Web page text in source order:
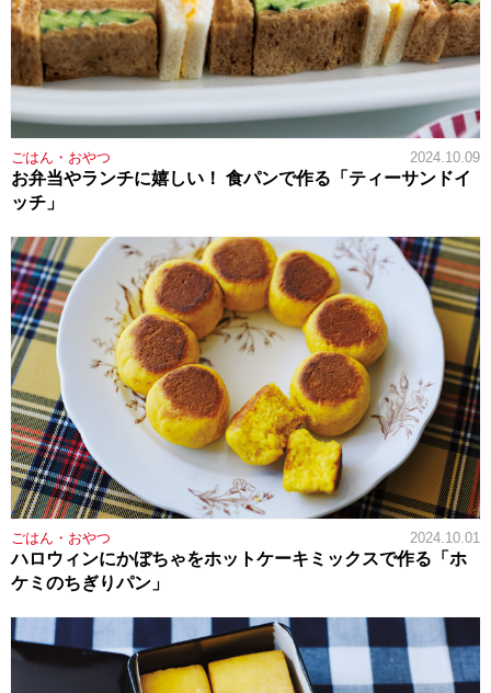
ごはん・おやつ 2024.10.09
お弁当やランチに嬉しい！ 食パンで作る「ティーサンドイ
ッチ」
ごはん・おやつ 2024.10.01
ハロウィンにかぼちゃをホットケーキミックスで作る「ホ
ケミのちぎりパン」